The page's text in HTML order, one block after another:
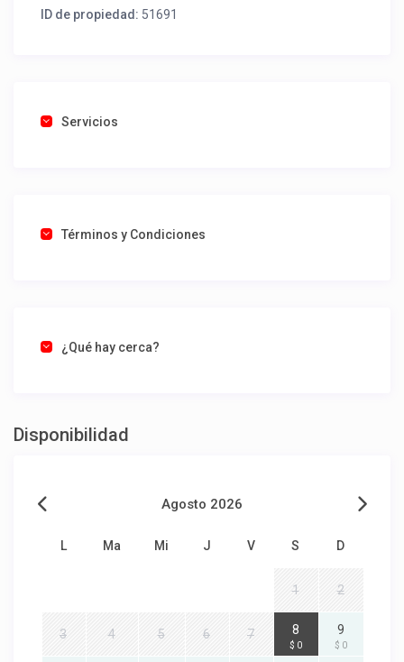
ID de propiedad: 51691
Servicios
Términos y Condiciones
¿Qué hay cerca?
Disponibilidad
Agosto 2026
L Ma Mi J V S D
1 2
3 4 5 6 7 8
$ 0
9
$ 0